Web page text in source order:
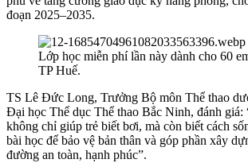
đoạn 2025–2035.
Lớp học miễn phí lần này dành cho 60
TP Huế.
TS Lê Đức Long, Trưởng Bộ môn Thể thao
Đại học Thể dục Thể thao Bắc Ninh, đánh giá:
không chỉ giúp trẻ biết bơi, mà còn biết cách
bài học để bảo vệ bản thân và góp phần xây
đường an toàn, hạnh phúc”.